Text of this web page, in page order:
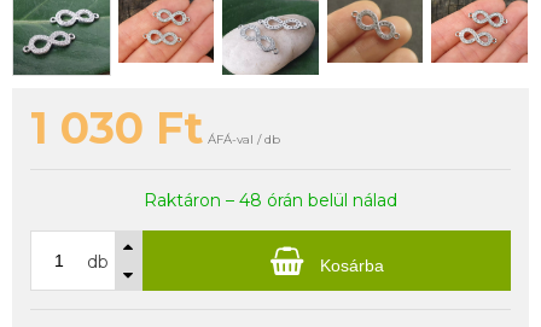
1 030 Ft ÁFÁ-val / db
Raktáron – 48 órán belül nálad
db Kosárba